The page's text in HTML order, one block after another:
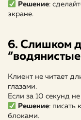
Решение:
экране.
6. Слишком
Клиент не читает
глазами.
Если за 10 секунд
Решение: писать
блоками.